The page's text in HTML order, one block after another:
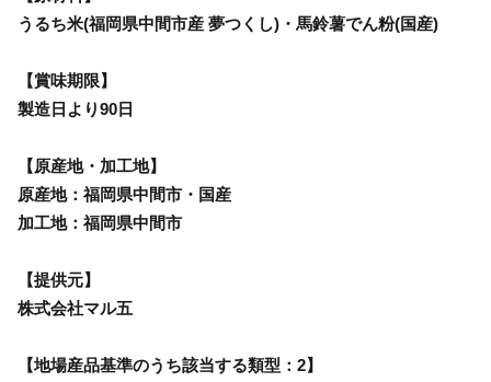
うるち米(福岡県中間市産 夢つくし)・馬鈴薯でん粉(国産)
【賞味期限】
製造日より90日
【原産地・加工地】
原産地：福岡県中間市・国産
加工地：福岡県中間市
【提供元】
株式会社マル五
【地場産品基準のうち該当する類型：2】